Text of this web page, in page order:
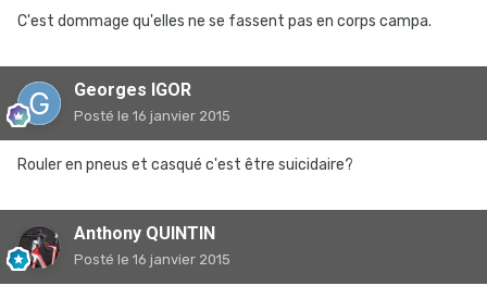
C'est dommage qu'elles ne se fassent pas en corps campa.
Georges IGOR
Posté le 16 janvier 2015
Rouler en pneus et casqué c'est être suicidaire?
Anthony QUINTIN
Posté le 16 janvier 2015